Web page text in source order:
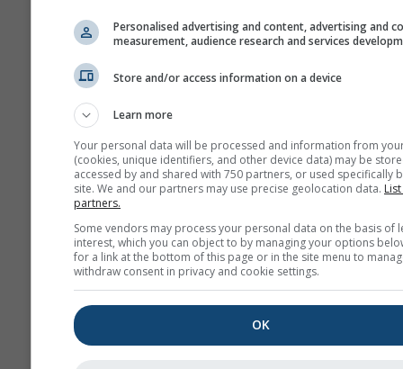
Termika
Cross-section
Personalised advertising and content, advertising and
measurement, audience research and services
Store and/or access information on a device
Learn more
Your personal data will be processed and information from
(cookies, unique identifiers, and other device data) may be
accessed by and shared with 750 partners, or used specifically
site. We and our partners may use precise geolocation data.
partners.
Some vendors may process your personal data on the basis of
interest, which you can object to by managing your options
for a link at the bottom of this page or in the site menu to
withdraw consent in privacy and cookie settings.
OK